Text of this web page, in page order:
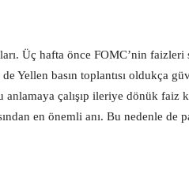
Üç hafta önce FOMC’nin
Yellen basın toplantısı oldukça
çalışıp ileriye dönük faiz
en önemli anı. Bu nedenle